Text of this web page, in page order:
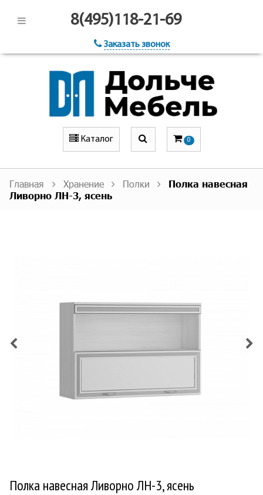
8(495)118-21-69
Заказать звонок
Каталог 0
Главная Хранение Полки
Полка навесная
Ливорно ЛН-3, ясень
Полка навесная Ливорно ЛН-3, ясень